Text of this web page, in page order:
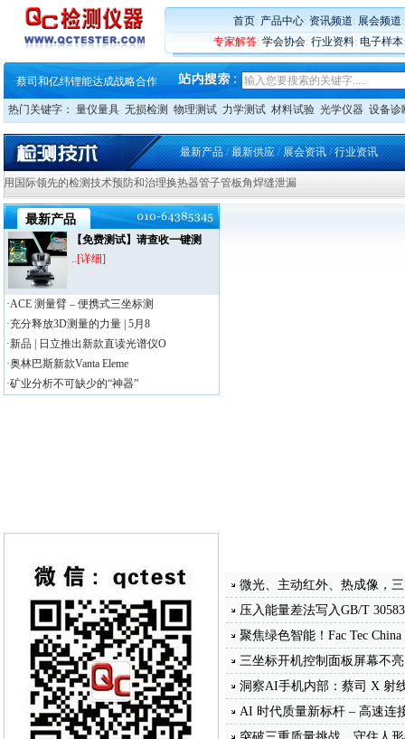
首页: 产品中心: 资讯频道: 展会频道
专家解答: 学会协会: 行业资料: 电子样本
蔡司软件 | 高效变形分析能
铸就AI服务器质量动脉 – 高
铸就AI服务器质量动脉 – 高
·ZEISS BOSELLO ADR 让内部缺
·蔡司和亿纬锂能达成战略合作
·大牌云集 买家升级 ——26
热门关键字： 量仪量具 无损检测 物理测试 力学测试 材料试验 光学仪器 设备诊
最新产品/最新供应/展会资讯/行业资讯
用国际领先的检测技术预防和治理换热器管子管板角焊缝泄漏
最新产品
【免费测试】请查收一键测
..[详细]
·ACE 测量臂 – 便携式三坐标测
·充分释放3D测量的力量 | 5月8
·新品 | 日立推出新款直读光谱仪O
·奥林巴斯新款Vanta Eleme
·矿业分析不可缺少的“神器”
微光、主动红外、热成像，
压入能量差法写入GB/T
聚焦绿色智能！Fac Tec China
三坐标开机控制面板屏幕不
洞察AI手机内部：蔡司 X 射
AI 时代质量新标杆 – 高速连